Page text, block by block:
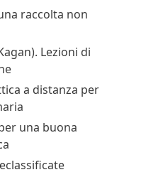
raccolta non
Lezioni di
a distanza per
una buona